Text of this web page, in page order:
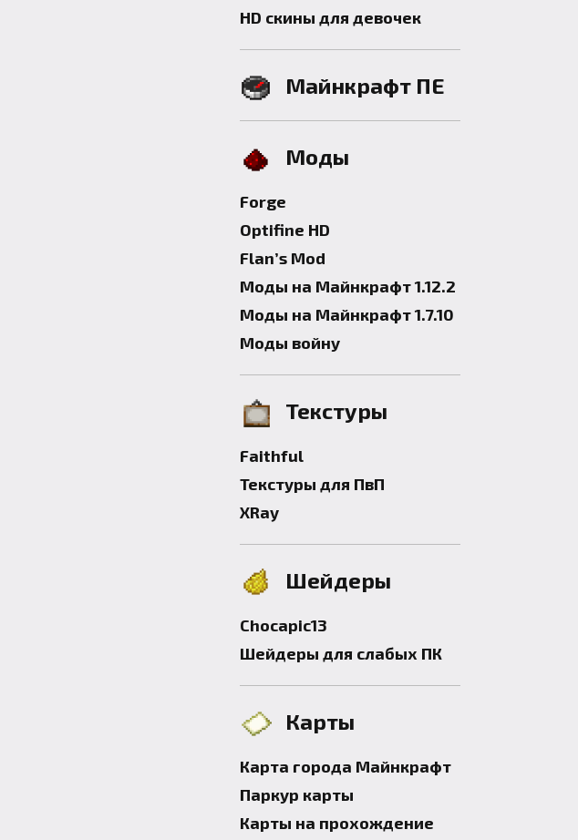
HD скины для девочек
Майнкрафт ПЕ
Моды
Forge
Optifine HD
Flan’s Mod
Моды на Майнкрафт 1.12.2
Моды на Майнкрафт 1.7.10
Моды войну
Текстуры
Faithful
Текстуры для ПвП
XRay
Шейдеры
Chocapic13
Шейдеры для слабых ПК
Карты
Карта города Майнкрафт
Паркур карты
Карты на прохождение